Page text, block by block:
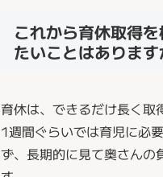
これから育休取得
たいことはあります
育休は、できるだけ長く取
1週間ぐらいでは育児に必
ず、長期的に見て奥さんの